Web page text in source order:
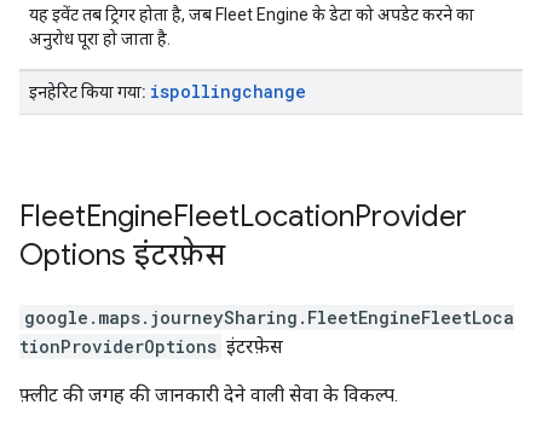
यह इवेंट तब ट्रिगर होता है, जब Fleet Engine के डेटा को अपडेट करने का
अनुरोध पूरा हो जाता है.
इनहेरिट किया गया: ispollingchange
FleetEngineFleetLocationProvider
Options इंटरफ़ेस
google.maps.journeySharing . FleetEngineFleetLoca
tionProviderOptions इंटरफ़ेस
फ़्लीट की जगह की जानकारी देने वाली सेवा के विकल्प.